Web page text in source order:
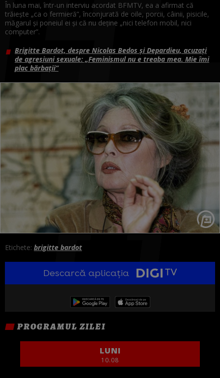
În luna mai, într-un interviu acordat BFMTV, ea a afirmat că
trăieşte „ca o fermieră”, înconjurată de oile, porcii, câinii, pisicile,
măgarul şi poneiul ei şi că nu deţine „nici telefon mobil, nici
computer”.
Brigitte Bardot, despre Nicolas Bedos şi Depardieu, acuzaţi
de agresiuni sexuale: „Feminismul nu e treaba mea. Mie îmi
plac bărbaţii”
Etichete: brigitte bardot
Descarcă aplicația
PROGRAMUL ZILEI
LUNI
10.08